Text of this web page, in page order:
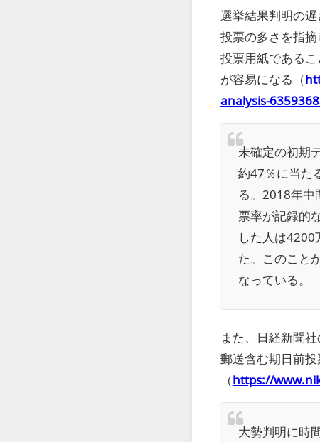
選挙結果判明の
投票の多さを指
投票用紙である
が容易になる（
analysis-
未確定の初期
約47％に当た
る。2018年中
票率が記録的
した人は4200
た。このこと
なっている。
また、日経新聞
郵送含む期日前
（https://
大勢判明に時